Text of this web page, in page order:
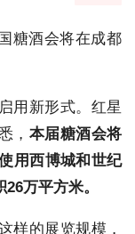
糖酒会将在成都
用新形式。红星
， 本届糖酒会将
用西博城和世纪
万平方米。
样的展览规模，